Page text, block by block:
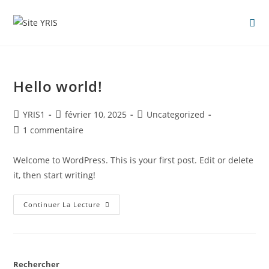
Hello world!
YRIS1 février 10, 2025
Uncategorized
1 commentaire
Welcome to WordPress. This is your first post. Edit or delete
it, then start writing!
Continuer La Lecture
Rechercher